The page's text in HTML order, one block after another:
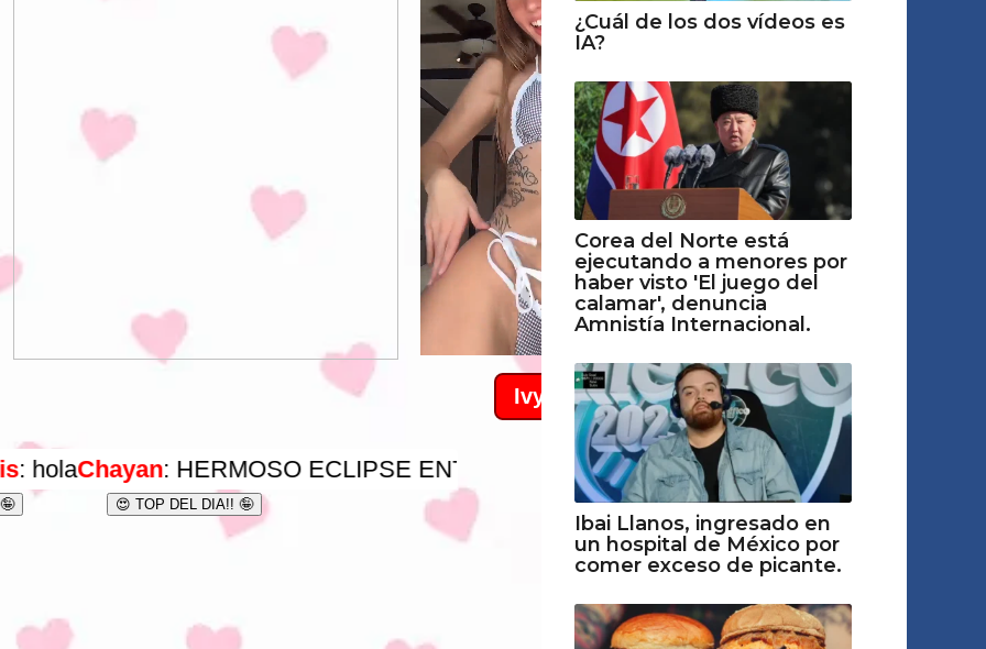
¿Cuál de los dos vídeos es
IA?
Corea del Norte está
ejecutando a menores por
haber visto 'El juego del
calamar', denuncia
Amnistía Internacional.
Ibai Llanos, ingresado en
un hospital de México por
comer exceso de picante.